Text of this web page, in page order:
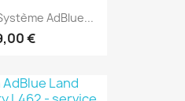
AdBlue...
€